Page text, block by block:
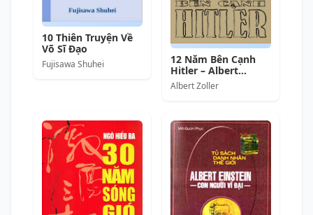
10 Thiên Truyện Về
Võ Sĩ Đạo
Fujisawa Shuhei
12 Năm Bên Cạnh
Hitler – Albert
Zollerm full prc pdf
epub azw3 [Danh
Albert Zoller